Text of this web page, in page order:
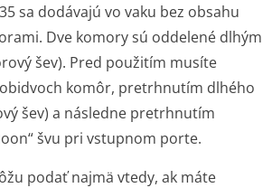
sa dodávajú vo vaku bez obsahu
Dve komory sú oddelené dlhým
šev). Pred použitím musíte
komôr, pretrhnutím dlhého
šev) a následne pretrhnutím
švu pri vstupnom porte.
podať najmä vtedy, ak máte